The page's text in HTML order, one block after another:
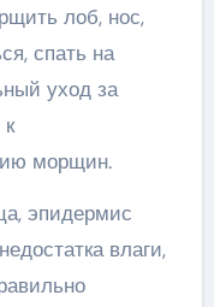
лоб, нос,
спать на
уход за
морщин.
эпидермис
влаги,